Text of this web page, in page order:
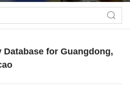
for Guangdong,